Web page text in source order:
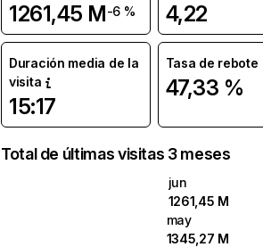
1261,45 M-6 % 4,22
Duración media de la
visita
15:17
Tasa de rebote
47,33 %
Total de últimas visitas 3 meses
jun
1261,45 M
may
1345,27 M